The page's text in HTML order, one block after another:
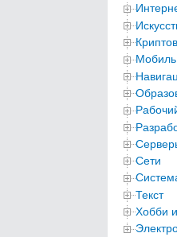
Сети
Текст
Хобби